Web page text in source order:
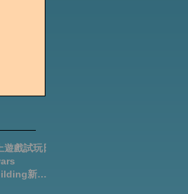
戲試玩日
新擴